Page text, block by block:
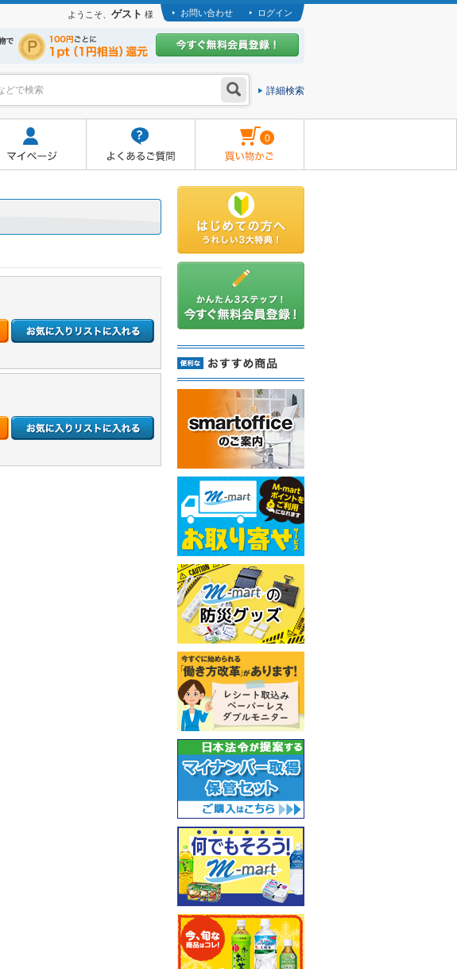
ようこそ、 ゲスト 様 お問い合わせ ログイン
詳細検索
0